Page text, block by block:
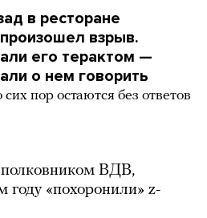
в ресторане
взрыв.
его терактом —
о нем говорить
пор остаются без ответов
полковником ВДВ,
году «похоронили» z-